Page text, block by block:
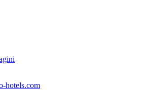
hotels.com